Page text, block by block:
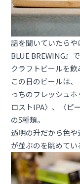
話を聞いていたら
BLUE BREWING』
クラフトビールを飲
この日のビールは
っちのフレッシュ
ロストIPA〉、〈ピ
の5種類。
透明の升だから色
が並ぶのを眺めてい